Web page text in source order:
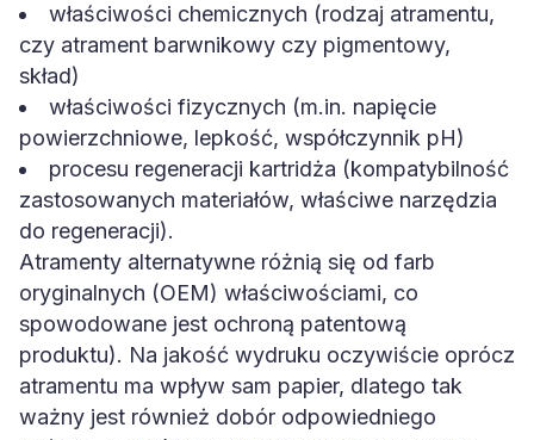
właściwości chemicznych (rodzaj atramentu,
czy atrament barwnikowy czy pigmentowy,
skład)
właściwości fizycznych (m.in. napięcie
powierzchniowe, lepkość, współczynnik pH)
procesu regeneracji kartridża (kompatybilność
zastosowanych materiałów, właściwe narzędzia
do regeneracji).
Atramenty alternatywne różnią się od farb
oryginalnych (OEM) właściwościami, co
spowodowane jest ochroną patentową
produktu). Na jakość wydruku oczywiście oprócz
atramentu ma wpływ sam papier, dlatego tak
ważny jest również dobór odpowiedniego